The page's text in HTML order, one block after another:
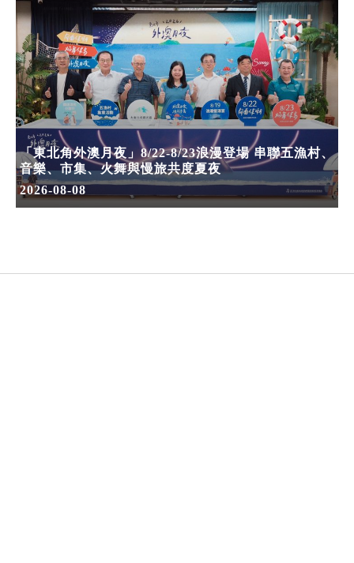
「東北角外澳月夜」8/22-8/23浪漫登場 串聯五漁村、
音樂、市集、火舞與慢旅共度夏夜
2026-08-08